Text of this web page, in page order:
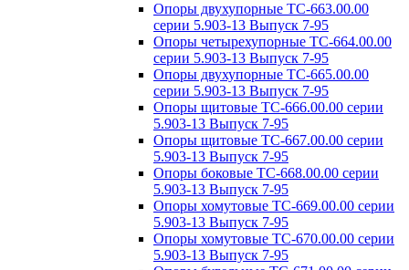
Опоры двухупорные ТС-663.00.00
серии 5.903-13 Выпуск 7-95
Опоры четырехупорные ТС-664.00.00
серии 5.903-13 Выпуск 7-95
Опоры двухупорные ТС-665.00.00
серии 5.903-13 Выпуск 7-95
Опоры щитовые ТС-666.00.00 серии
5.903-13 Выпуск 7-95
Опоры щитовые ТС-667.00.00 серии
5.903-13 Выпуск 7-95
Опоры боковые ТС-668.00.00 серии
5.903-13 Выпуск 7-95
Опоры хомутовые ТС-669.00.00 серии
5.903-13 Выпуск 7-95
Опоры хомутовые ТС-670.00.00 серии
5.903-13 Выпуск 7-95